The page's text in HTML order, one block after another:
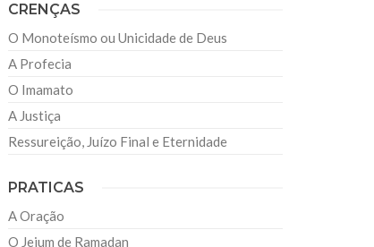
CRENÇAS
O Monoteísmo ou Unicidade de Deus
A Profecia
O Imamato
A Justiça
Ressureição, Juízo Final e Eternidade
PRATICAS
A Oração
O Jejum de Ramadan